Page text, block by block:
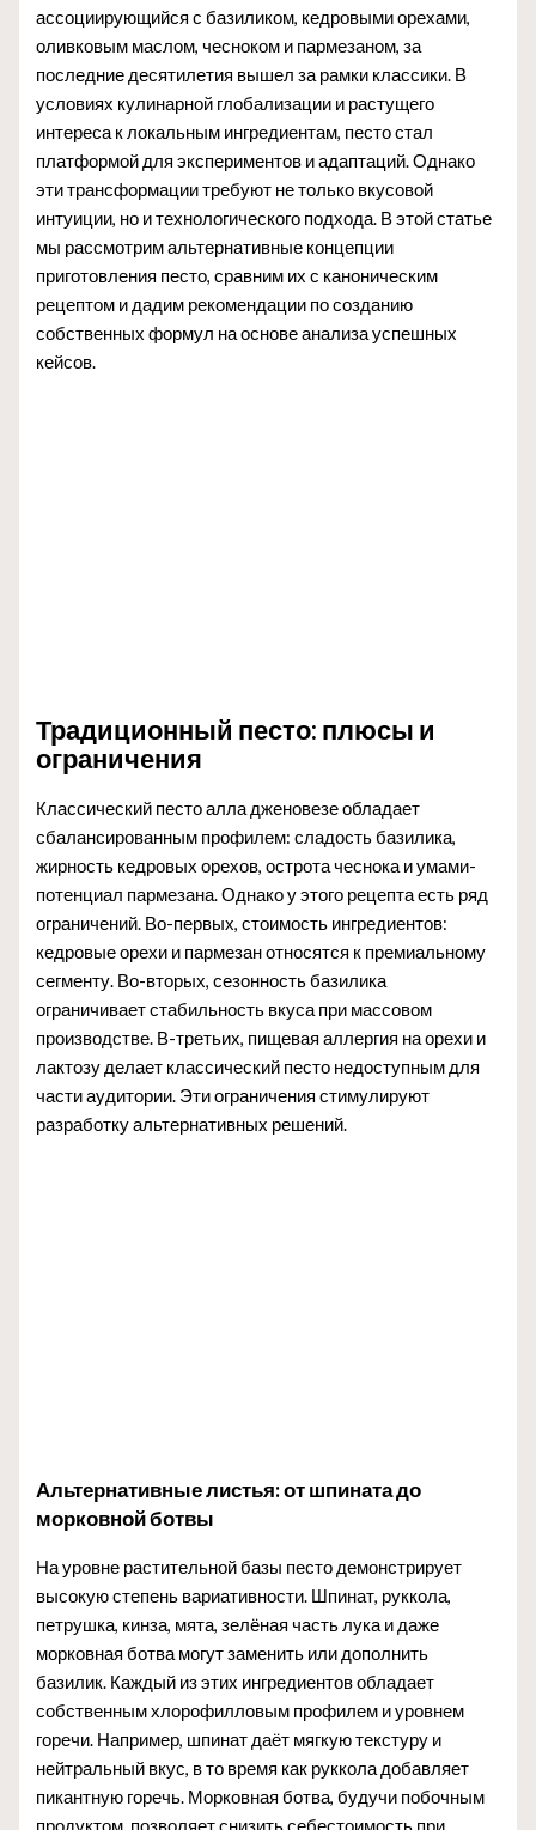
ассоциирующийся с базиликом, кедровыми орехами,
оливковым маслом, чесноком и пармезаном, за
последние десятилетия вышел за рамки классики. В
условиях кулинарной глобализации и растущего
интереса к локальным ингредиентам, песто стал
платформой для экспериментов и адаптаций. Однако
эти трансформации требуют не только вкусовой
интуиции, но и технологического подхода. В этой статье
мы рассмотрим альтернативные концепции
приготовления песто, сравним их с каноническим
рецептом и дадим рекомендации по созданию
собственных формул на основе анализа успешных
кейсов.
Традиционный песто: плюсы и
ограничения
Классический песто алла дженовезе обладает
сбалансированным профилем: сладость базилика,
жирность кедровых орехов, острота чеснока и умами-
потенциал пармезана. Однако у этого рецепта есть ряд
ограничений. Во-первых, стоимость ингредиентов:
кедровые орехи и пармезан относятся к премиальному
сегменту. Во-вторых, сезонность базилика
ограничивает стабильность вкуса при массовом
производстве. В-третьих, пищевая аллергия на орехи и
лактозу делает классический песто недоступным для
части аудитории. Эти ограничения стимулируют
разработку альтернативных решений.
Альтернативные листья: от шпината до
морковной ботвы
На уровне растительной базы песто демонстрирует
высокую степень вариативности. Шпинат, руккола,
петрушка, кинза, мята, зелёная часть лука и даже
морковная ботва могут заменить или дополнить
базилик. Каждый из этих ингредиентов обладает
собственным хлорофилловым профилем и уровнем
горечи. Например, шпинат даёт мягкую текстуру и
нейтральный вкус, в то время как руккола добавляет
пикантную горечь. Морковная ботва, будучи побочным